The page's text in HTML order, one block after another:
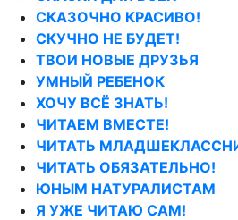
СКАЗОЧНО КРАСИВО!
СКУЧНО НЕ БУДЕТ!
ТВОИ НОВЫЕ ДРУЗЬЯ
УМНЫЙ РЕБЕНОК
ХОЧУ ВСЁ ЗНАТЬ!
ЧИТАЕМ ВМЕСТЕ!
ЧИТАТЬ
ЧИТАТЬ ОБЯЗАТЕЛЬНО!
ЮНЫМ НАТУРАЛИСТАМ
Я УЖЕ ЧИТАЮ САМ!